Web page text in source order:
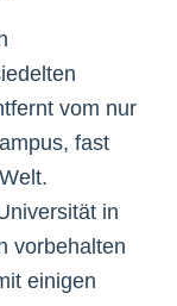
vom nur
fast
in
vorbehalten
einigen